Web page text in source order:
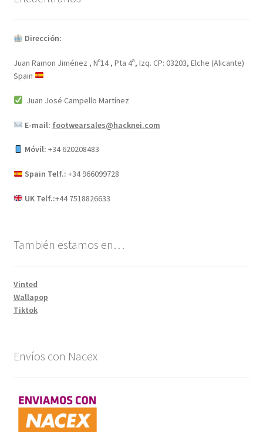
Dirección:
Juan Ramon Jiménez , Nº14 , Pta 4ª, Izq. CP: 03203, Elche (Alicante)
Spain
Juan José Campello Martínez
E-mail: footwearsales@hacknei.com
Móvil: +34 620208483
Spain Telf.: +34 966099728
UK Telf.:+44 7518826633
También estamos en…
Vinted
Wallapop
Tiktok
Envíos con Nacex